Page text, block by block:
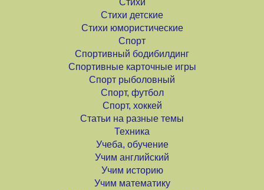
Стихи
Стихи детские
Стихи юмористические
Спорт
Спортивный бодибилдинг
Спортивные карточные игры
Спорт рыболовный
Спорт, футбол
Спорт, хоккей
Статьи на разные темы
Техника
Учеба, обучение
Учим английский
Учим историю
Учим математику